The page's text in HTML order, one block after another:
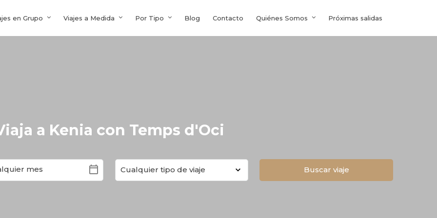
en Grupo Viajes a Medida Por Tipo Blog Contacto Quiénes Somos Próximas salidas
a Kenia con Temps d'Oci
calendar_today